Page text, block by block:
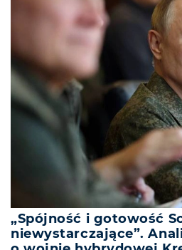
„Spójność i gotowość
niewystarczające”.